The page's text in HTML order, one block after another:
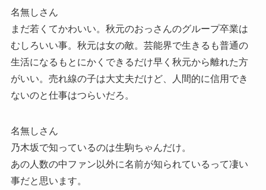
名無しさん
まだ若くてかわいい。秋元のおっさんのグループ卒業は
むしろいい事。秋元は女の敵。芸能界で生きるも普通の
生活になるもとにかくできるだけ早く秋元から離れた方
がいい。売れ線の子は大丈夫だけど、人間的に信用でき
ないのと仕事はつらいだろ。
名無しさん
乃木坂で知っているのは生駒ちゃんだけ。
あの人数の中ファン以外に名前が知られているって凄い
事だと思います。